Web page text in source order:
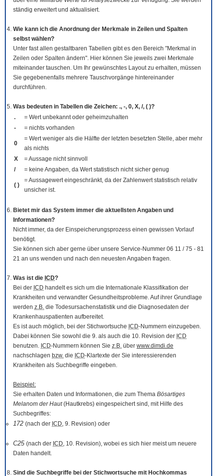
ständig erweitert und aktualisiert.
Wie kann ich die Anordnung der Merkmale in Zeilen und Spalten
selbst wählen?
Unter fast allen gestaltbaren Tabellen gibt es den Bereich "Merkmal in
Zeilen oder Spalten ändern". Hier können Sie jeweils zwei Merkmale
miteinander tauschen. Um Ihr gewünschtes Layout zu erhalten, müssen
Sie gegebenenfalls mehrere Tauschvorgänge hintereinander
durchführen.
Was bedeuten in Tabellen die Zeichen: ., -, 0, X, /, ( )?
.
= Wert unbekannt oder geheimzuhalten
-
= nichts vorhanden
0
= Wert weniger als die Hälfte der letzten besetzten Stelle, aber mehr
als nichts
X
= Aussage nicht sinnvoll
/
= keine Angaben, da Wert statistisch nicht sicher genug
( )
= Aussagewert eingeschränkt, da der Zahlenwert statistisch relativ
unsicher ist.
Bietet mir das System immer die aktuellsten Angaben und
Informationen?
Nicht immer, da der Einspeicherungsprozess einen gewissen Vorlauf
benötigt.
Sie können sich aber gerne über unsere Service-Nummer 06 11 / 75 - 81
21 an uns wenden und nach den neuesten Angaben fragen.
Was ist die ICD?
Bei der ICD handelt es sich um die Internationale Klassifikation der
Krankheiten und verwandter Gesundheitsprobleme. Auf ihrer Grundlage
werden z.B. die Todesursachenstatistik und die Diagnosedaten der
Krankenhauspatienten aufbereitet.
Es ist auch möglich, bei der Stichwortsuche ICD-Nummern einzugeben.
Dabei können Sie sowohl die 9. als auch die 10. Revision der ICD
benutzen. ICD-Nummern können Sie z.B. über www.dimdi.de
nachschlagen bzw. die ICD-Klartexte der Sie interessierenden
Krankheiten als Suchbegriffe eingeben.
Beispiel:
Sie erhalten Daten und Informationen, die zum Thema Bösartiges
Melanom der Haut(Hautkrebs) eingespeichert sind, mit Hilfe des
Suchbegriffes:
172 (nach der ICD, 9. Revision) oder
C25 (nach der ICD, 10. Revision), wobei es sich hier meist um neuere
Daten handelt.
Sind die Suchbegriffe bei der Stichwortsuche mit Hochkommas